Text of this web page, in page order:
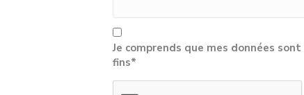
Je comprends que mes données
fins*